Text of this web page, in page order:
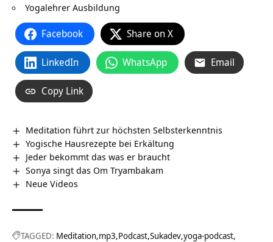
Yogalehrer Ausbildung
Facebook Share on X
LinkedIn WhatsApp Email
Copy Link
Meditation führt zur höchsten Selbsterkenntnis
Yogische Hausrezepte bei Erkältung
Jeder bekommt das was er braucht
Sonya singt das Om Tryambakam
Neue Videos
TAGGED: Meditation mp3 Podcast Sukadev yoga-podcast